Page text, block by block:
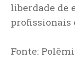
liberdade de
profissionais
Fonte: